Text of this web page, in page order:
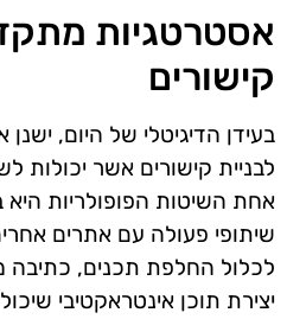
אסטרטגיות
קישורים
בעידן הדיגיטלי של היום,
אחת השיטות הפופולריות היא
שיתופי פעולה עם אתרים
לכלול החלפת תכנים,
יצירת תוכן אינטראקטיבי